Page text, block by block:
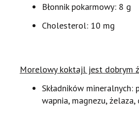
Błonnik pokarmowy: 8 g
Cholesterol: 10 mg
Morelowy koktajl jest dobrym
Składników mineralnych:
wapnia, magnezu, żelaza,